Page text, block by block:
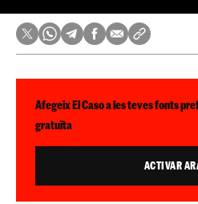
Afegeix El Caso a les teves fonts
gratuïta
ACTIVAR